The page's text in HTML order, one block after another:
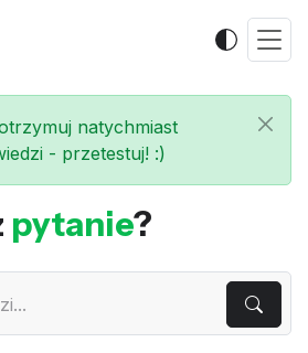
natychmiast
- przetestuj! :)
pytanie?